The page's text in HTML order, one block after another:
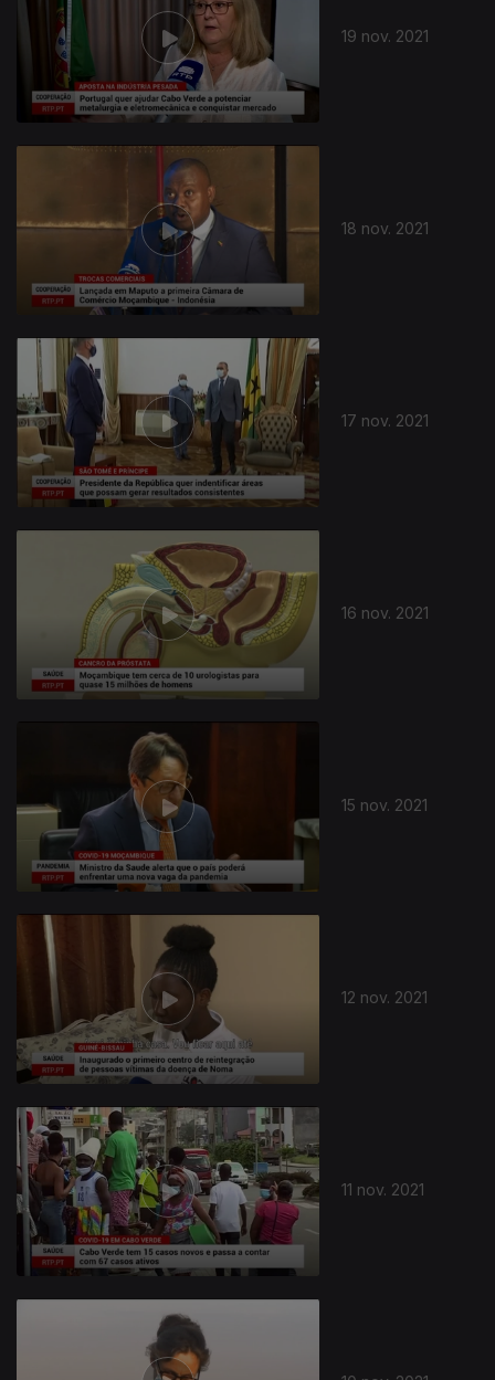
19 nov. 2021
18 nov. 2021
17 nov. 2021
16 nov. 2021
15 nov. 2021
12 nov. 2021
11 nov. 2021